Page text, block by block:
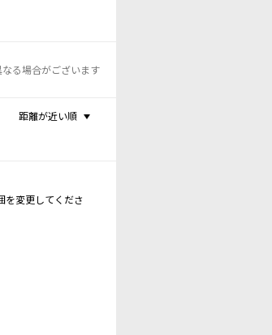
る場合がございます
距離が近い順
変更してくださ